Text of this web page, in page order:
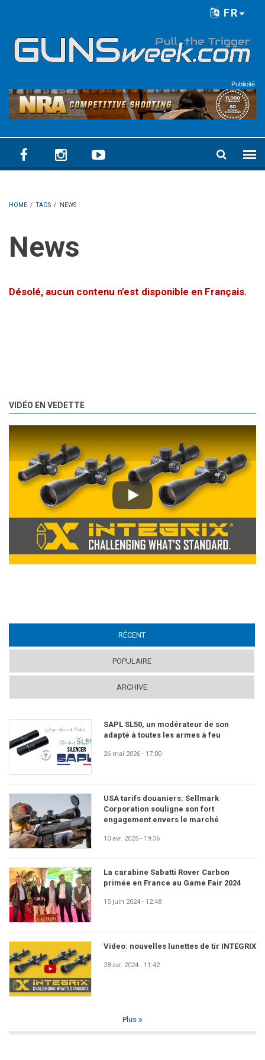
FR
Publicité
HOME / TAGS / NEWS
News
Désolé, aucun contenu n'est disponible en Français.
VIDÉO EN VEDETTE
Play
RÉCENT
POPULAIRE
ARCHIVE
SAPL SL50, un modérateur de son
adapté à toutes les armes à feu
26 mai 2026 - 17:00
USA tarifs douaniers: Sellmark
Corporation souligne son fort
engagement envers le marché
10 avr. 2025 - 19:36
La carabine Sabatti Rover Carbon
primée en France au Game Fair 2024
15 juin 2024 - 12:48
Video: nouvelles lunettes de tir INTEGRIX
28 avr. 2024 - 11:42
Plus